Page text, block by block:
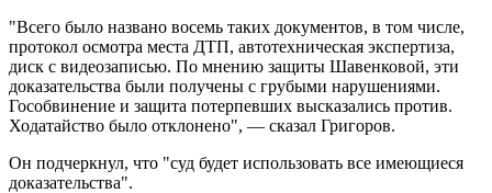
"Всего было названо восемь таких документов, в том числе,
протокол осмотра места ДТП, автотехническая экспертиза,
диск с видеозаписью. По мнению защиты Шавенковой, эти
доказательства были получены с грубыми нарушениями.
Гособвинение и защита потерпевших высказались против.
Ходатайство было отклонено", — сказал Григоров.
Он подчеркнул, что "суд будет использовать все имеющиеся
доказательства".